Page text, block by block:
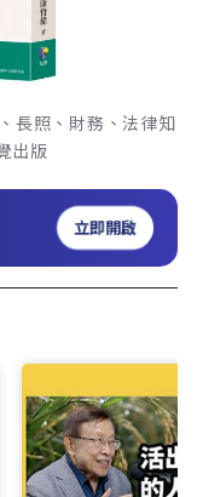
長照、財務、法律知
出版
立即開啟